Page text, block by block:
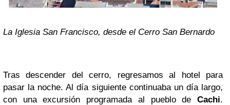
La Iglesia San Francisco, desde el Cerro San Bernardo
Tras descender del cerro, regresamos al hotel para
pasar la noche. Al día siguiente continuaba un día largo,
con una excursión programada al pueblo de Cachi.